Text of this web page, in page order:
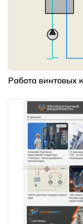
Работа винтовых